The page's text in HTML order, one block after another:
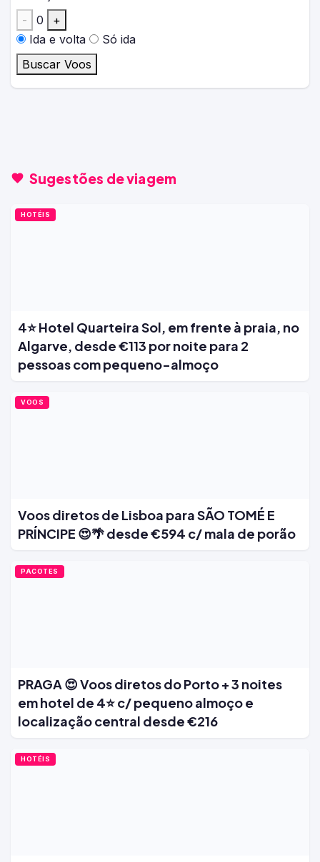
-
0
+
Ida e volta
Só ida
Buscar Voos
Sugestões de viagem
HOTÉIS
4⭐ Hotel Quarteira Sol, em frente à praia, no
Algarve, desde €113 por noite para 2
pessoas com pequeno-almoço
VOOS
Voos diretos de Lisboa para SÃO TOMÉ E
PRÍNCIPE 😍🌴 desde €594 c/ mala de porão
PACOTES
PRAGA 😍 Voos diretos do Porto + 3 noites
em hotel de 4⭐ c/ pequeno almoço e
localização central desde €216
HOTÉIS